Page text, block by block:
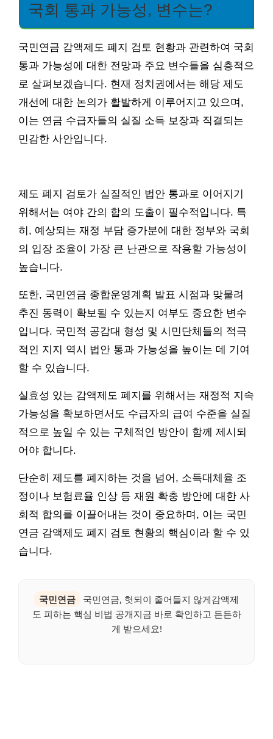
국회 통과 가능성, 변수는?
국민연금 감액제도 폐지 검토 현황과 관련하여 국회
통과 가능성에 대한 전망과 주요 변수들을 심층적으
로 살펴보겠습니다. 현재 정치권에서는 해당 제도
개선에 대한 논의가 활발하게 이루어지고 있으며,
이는 연금 수급자들의 실질 소득 보장과 직결되는
민감한 사안입니다.
제도 폐지 검토가 실질적인 법안 통과로 이어지기
위해서는 여야 간의 합의 도출이 필수적입니다. 특
히, 예상되는 재정 부담 증가분에 대한 정부와 국회
의 입장 조율이 가장 큰 난관으로 작용할 가능성이
높습니다.
또한, 국민연금 종합운영계획 발표 시점과 맞물려
추진 동력이 확보될 수 있는지 여부도 중요한 변수
입니다. 국민적 공감대 형성 및 시민단체들의 적극
적인 지지 역시 법안 통과 가능성을 높이는 데 기여
할 수 있습니다.
실효성 있는 감액제도 폐지를 위해서는 재정적 지속
가능성을 확보하면서도 수급자의 급여 수준을 실질
적으로 높일 수 있는 구체적인 방안이 함께 제시되
어야 합니다.
단순히 제도를 폐지하는 것을 넘어, 소득대체율 조
정이나 보험료율 인상 등 재원 확충 방안에 대한 사
회적 합의를 이끌어내는 것이 중요하며, 이는 국민
연금 감액제도 폐지 검토 현황의 핵심이라 할 수 있
습니다.
국민연금
국민연금, 헛되이 줄어들지 않게감액제
도 피하는 핵심 비법 공개지금 바로 확인하고 든든하
게 받으세요!